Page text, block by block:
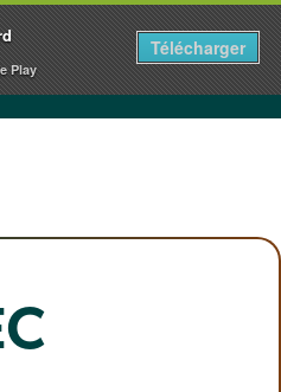
DE BEAUREGARD
JUILLET 2026
Play
Télécharger